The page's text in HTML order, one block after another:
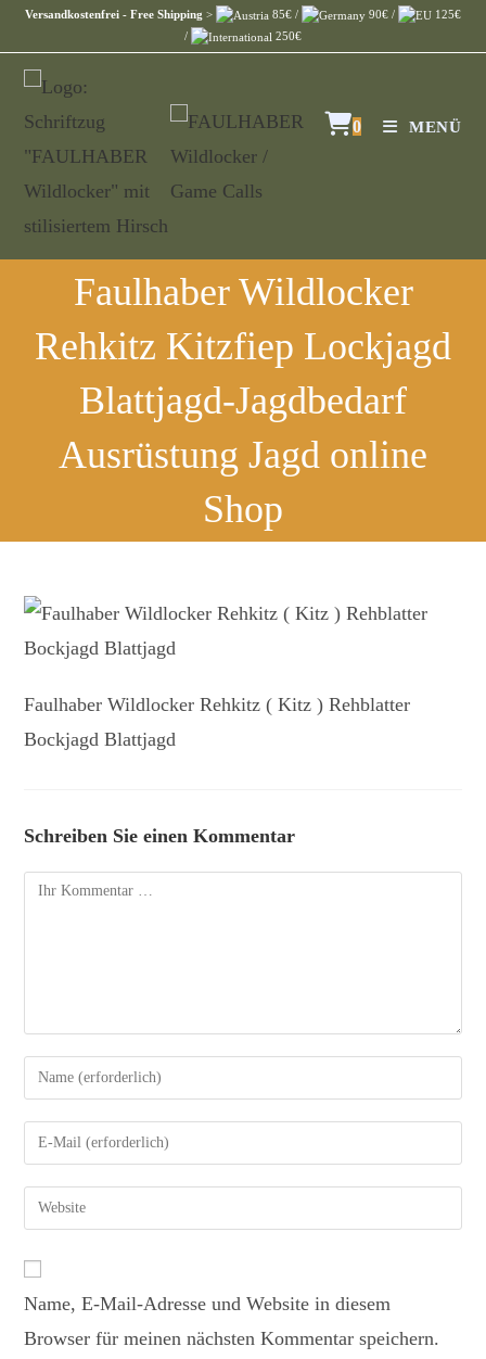
Versandkostenfrei - Free Shipping > 85€ / 90€ /
125€
/
250€
0 MENÜ
Faulhaber Wildlocker
Rehkitz Kitzfiep Lockjagd
Blattjagd-Jagdbedarf
Ausrüstung Jagd online
Shop
Faulhaber Wildlocker Rehkitz ( Kitz ) Rehblatter
Bockjagd Blattjagd
Schreiben Sie einen Kommentar
Name, E-Mail-Adresse und Website in diesem
Browser für meinen nächsten Kommentar speichern.